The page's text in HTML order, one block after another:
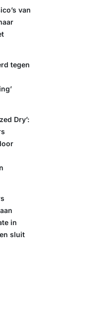
van
tegen
Dry’:
in
sluit